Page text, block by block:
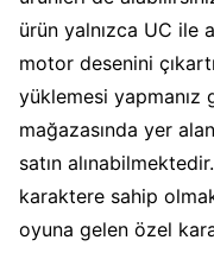
ürün yalnızca UC ile
motor desenini
yüklemesi yapmanız
mağazasında yer
satın
karaktere sahip
oyuna gelen özel